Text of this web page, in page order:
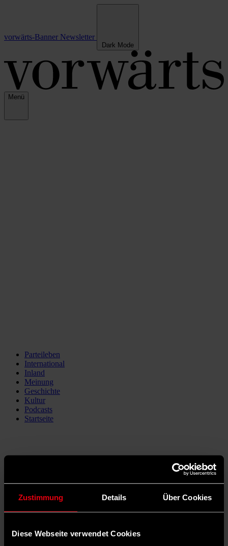
Zustimmung Details Über Cookies
Diese Webseite verwendet Cookies
vorwärts-Banner Newsletter
Dark Mode
Menü
Parteileben
International
Inland
Meinung
Geschichte
Kultur
Podcasts
Startseite